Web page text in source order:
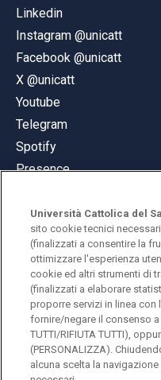
Linkedin
Instagram @unicatt
Facebook @unicatt
X @unicatt
Youtube
Telegram
Spotify
Presence
© Università Cattolica del
Largo A. Gemelli 1, 20123
PI 02133120150
ENGLISH
Università Cattolica del
sito cookie tecnici
(finalizzati a consentire la
ottimizzare l'esperienza
cookie ed altri strumenti di
(finalizzati a elaborare
proporre servizi in linea con
fornire/negare il consenso a
TUTTI/RIFIUTA TUTTI),
(PERSONALIZZA).
alcuna scelta la